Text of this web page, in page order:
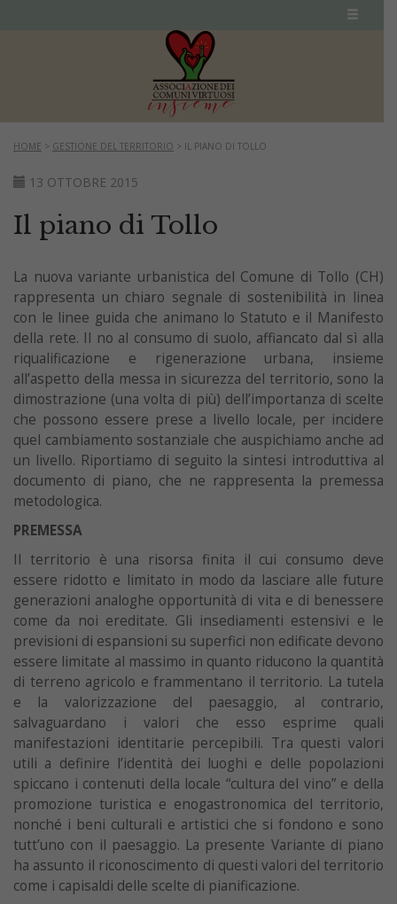
HOME > GESTIONE DEL TERRITORIO > IL PIANO DI TOLLO
13 OTTOBRE 2015
Il piano di Tollo
La nuova variante urbanistica del Comune di Tollo (CH)
rappresenta un chiaro segnale di sostenibilità in linea
con le linee guida che animano lo Statuto e il Manifesto
della rete. Il no al consumo di suolo, affiancato dal sì alla
riqualificazione e rigenerazione urbana, insieme
all’aspetto della messa in sicurezza del territorio, sono la
dimostrazione (una volta di più) dell’importanza di scelte
che possono essere prese a livello locale, per incidere
quel cambiamento sostanziale che auspichiamo anche ad
un livello. Riportiamo di seguito la sintesi introduttiva al
documento di piano, che ne rappresenta la premessa
metodologica.
PREMESSA
Il territorio è una risorsa finita il cui consumo deve
essere ridotto e limitato in modo da lasciare alle future
generazioni analoghe opportunità di vita e di benessere
come da noi ereditate. Gli insediamenti estensivi e le
previsioni di espansioni su superfici non edificate devono
essere limitate al massimo in quanto riducono la quantità
di terreno agricolo e frammentano il territorio. La tutela
e la valorizzazione del paesaggio, al contrario,
salvaguardano i valori che esso esprime quali
manifestazioni identitarie percepibili. Tra questi valori
utili a definire l’identità dei luoghi e delle popolazioni
spiccano i contenuti della locale “cultura del vino” e della
promozione turistica e enogastronomica del territorio,
nonché i beni culturali e artistici che si fondono e sono
tutt’uno con il paesaggio. La presente Variante di piano
ha assunto il riconoscimento di questi valori del territorio
come i capisaldi delle scelte di pianificazione.